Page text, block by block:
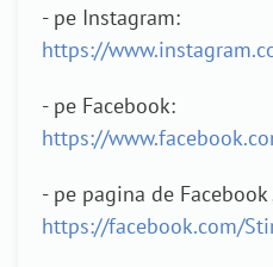
- pe Instagram:
https://
- pe Facebook:
https://
- pe pagina de
https://facebook.com/